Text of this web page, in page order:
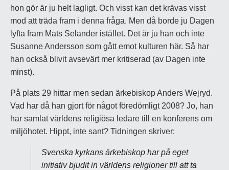
hon gör är ju helt lagligt. Och visst kan det krävas visst
mod att träda fram i denna fråga. Men då borde ju Dagen
lyfta fram Mats Selander istället. Det är ju han och inte
Susanne Andersson som gått emot kulturen här. Så har
han också blivit avsevärt mer kritiserad (av Dagen inte
minst).
På plats 29 hittar men sedan ärkebiskop Anders Wejryd.
Vad har då han gjort för något föredömligt 2008? Jo, han
har samlat världens religiösa ledare till en konferens om
miljöhotet. Hippt, inte sant? Tidningen skriver:
Svenska kyrkans ärkebiskop har på eget
initiativ bjudit in världens religioner till att ta